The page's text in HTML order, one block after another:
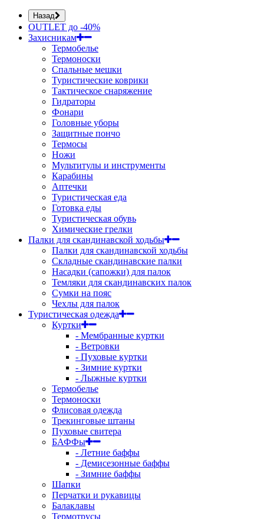
Назад
OUTLET до -40%
Захисникам
Термобелье
Термоноски
Спальные мешки
Туристические коврики
Тактическое снаряжение
Гидраторы
Фонари
Головные уборы
Защитные пончо
Термосы
Ножи
Мультитулы и инструменты
Карабины
Аптечки
Туристическая еда
Готовка еды
Туристическая обувь
Химические грелки
Палки для скандинавской ходьбы
Палки для скандинавской ходьбы
Складные скандинавские палки
Насадки (сапожки) для палок
Темляки для скандинавских палок
Сумки на пояс
Чехлы для палок
Туристическая одежда
Куртки
- Мембранные куртки
- Ветровки
- Пуховые куртки
- Зимние куртки
- Лыжные куртки
Термобелье
Термоноски
Флисовая одежда
Трекинговые штаны
Пуховые свитера
БАФФы
- Летние баффы
- Демисезонные баффы
- Зимние баффы
Шапки
Перчатки и рукавицы
Балаклавы
Термотрусы